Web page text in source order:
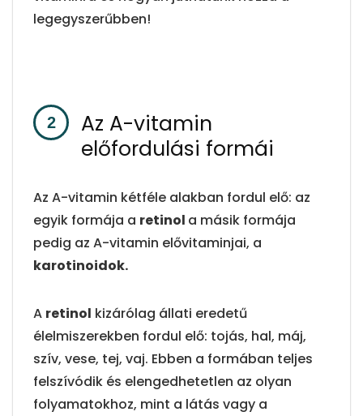
legegyszerűbben!
Az A-vitamin
előfordulási formái
Az A-vitamin kétféle alakban fordul elő: az
egyik formája a retinol a másik formája
pedig az A-vitamin elővitaminjai, a
karotinoidok.
A retinol kizárólag állati eredetű
élelmiszerekben fordul elő: tojás, hal, máj,
szív, vese, tej, vaj. Ebben a formában teljes
felszívódik és elengedhetetlen az olyan
folyamatokhoz, mint a látás vagy a